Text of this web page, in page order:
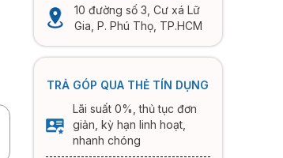
10 đường số 3, Cư xá Lữ
Gia, P. Phú Thọ, TP.HCM
TRẢ GÓP QUA THẺ TÍN DỤNG
Lãi suất 0%, thủ tục đơn
giản, kỳ hạn linh hoạt,
nhanh chóng